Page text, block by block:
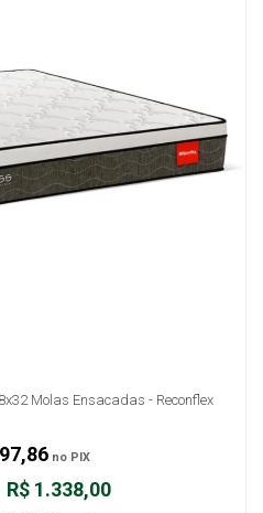
Molas Ensacadas - Reconflex
R$ 1.338,00
no PIX